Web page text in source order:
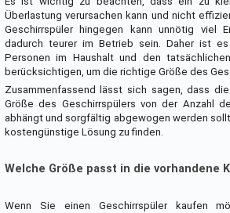
Überlastung verursachen kann und nicht
Geschirrspüler hingegen kann unnötig viel
dadurch teurer im Betrieb sein. Daher ist
Personen im Haushalt und den
berücksichtigen, um die richtige Größe des
Zusammenfassend lässt sich sagen, dass
Größe des Geschirrspülers von der Anzahl
abhängt und sorgfältig abgewogen werden
kostengünstige Lösung zu finden.
Welche Größe passt in die vorhandene
Wenn Sie einen Geschirrspüler kaufen